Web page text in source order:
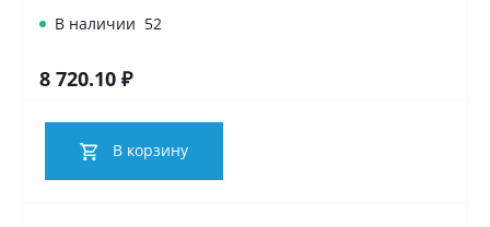
В наличии 52
8 720.10 ₽
В корзину